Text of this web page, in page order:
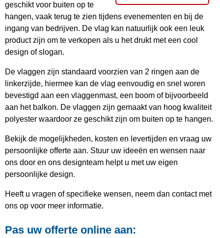
geschikt voor buiten op te
hangen, vaak terug te zien tijdens evenementen en bij de
ingang van bedrijven. De vlag kan natuurlijk ook een leuk
product zijn om te verkopen als u het drukt met een cool
design of slogan.
De vlaggen zijn standaard voorzien van 2 ringen aan de
linkerzijde, hiermee kan de vlag eenvoudig en snel woren
bevestigd aan een vlaggenmast, een boom of bijvoorbeeld
aan het balkon. De vlaggen zijn gemaakt van hoog kwaliteit
polyester waardoor ze geschikt zijn om buiten op te hangen.
Bekijk de mogelijkheden, kosten en levertijden en vraag uw
persoonlijke offerte aan. Stuur uw ideeën en wensen naar
ons door en ons designteam helpt u met uw eigen
persoonlijke design.
Heeft u vragen of specifieke wensen, neem dan contact met
ons op voor meer informatie.
Pas uw offerte online aan: